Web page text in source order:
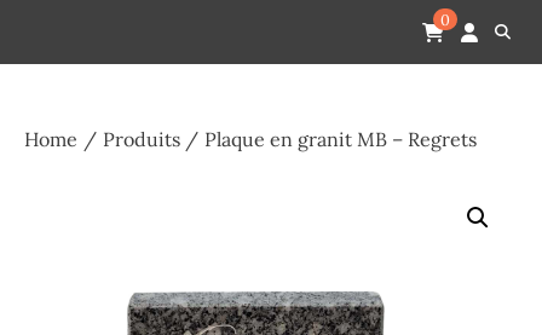
content
Espace Funéraire Michel Gardechaux
0
Home Produits Plaque en granit MB – Regrets